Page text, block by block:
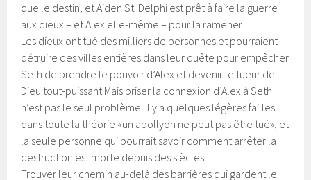
que le destin, et Aiden St. Delphi est prêt à faire la guerre
aux dieux – et Alex elle-même – pour la ramener.
Les dieux ont tué des milliers de personnes et pourraient
détruire des villes entières dans leur quête pour empêcher
Seth de prendre le pouvoir d’Alex et devenir le tueur de
Dieu tout-puissant.Mais briser la connexion d’Alex à Seth
n’est pas le seul problème. Il y a quelques légères failles
dans toute la théorie «un apollyon ne peut pas être tué», et
la seule personne qui pourrait savoir comment arrêter la
destruction est morte depuis des siècles.
Trouver leur chemin au-delà des barrières qui gardent le